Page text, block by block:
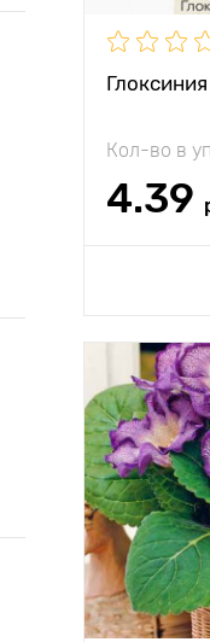
Кол-во в
4.39
Высота
Растояние
растениями
Глубина